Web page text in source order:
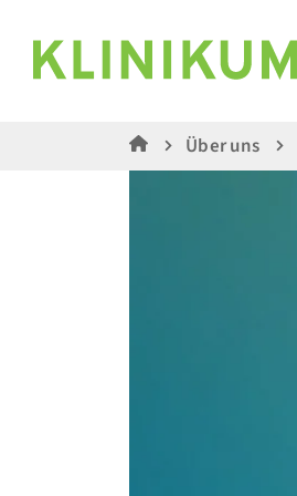
Über uns